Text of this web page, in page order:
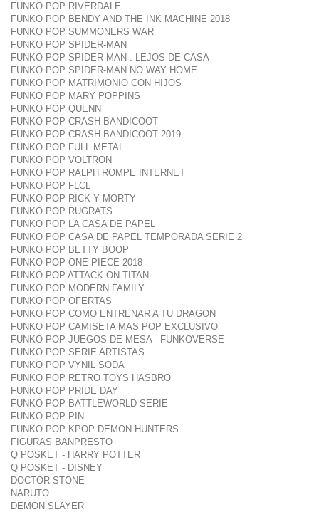
FUNKO POP RIVERDALE
FUNKO POP BENDY AND THE INK MACHINE 2018
FUNKO POP SUMMONERS WAR
FUNKO POP SPIDER-MAN
FUNKO POP SPIDER-MAN : LEJOS DE CASA
FUNKO POP SPIDER-MAN NO WAY HOME
FUNKO POP MATRIMONIO CON HIJOS
FUNKO POP MARY POPPINS
FUNKO POP QUENN
FUNKO POP CRASH BANDICOOT
FUNKO POP CRASH BANDICOOT 2019
FUNKO POP FULL METAL
FUNKO POP VOLTRON
FUNKO POP RALPH ROMPE INTERNET
FUNKO POP FLCL
FUNKO POP RICK Y MORTY
FUNKO POP RUGRATS
FUNKO POP LA CASA DE PAPEL
FUNKO POP CASA DE PAPEL TEMPORADA SERIE 2
FUNKO POP BETTY BOOP
FUNKO POP ONE PIECE 2018
FUNKO POP ATTACK ON TITAN
FUNKO POP MODERN FAMILY
FUNKO POP OFERTAS
FUNKO POP COMO ENTRENAR A TU DRAGON
FUNKO POP CAMISETA MAS POP EXCLUSIVO
FUNKO POP JUEGOS DE MESA - FUNKOVERSE
FUNKO POP SERIE ARTISTAS
FUNKO POP VYNIL SODA
FUNKO POP RETRO TOYS HASBRO
FUNKO POP PRIDE DAY
FUNKO POP BATTLEWORLD SERIE
FUNKO POP PIN
FUNKO POP KPOP DEMON HUNTERS
FIGURAS BANPRESTO
Q POSKET - HARRY POTTER
Q POSKET - DISNEY
DOCTOR STONE
NARUTO
DEMON SLAYER